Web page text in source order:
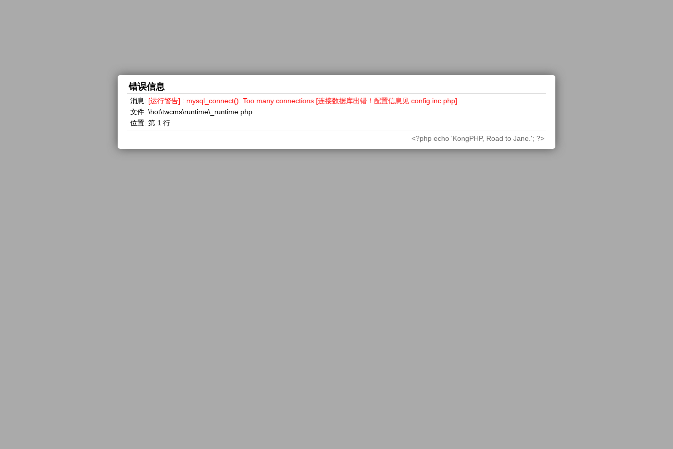
错误信息
消息: [运行警告] : mysql_connect(): Too many connections [连接数据库出错！配置信息见 config.inc.php]
文件: \hot\twcms\runtime\_runtime.php
位置: 第 1 行
<?php echo 'KongPHP, Road to Jane.'; ?>